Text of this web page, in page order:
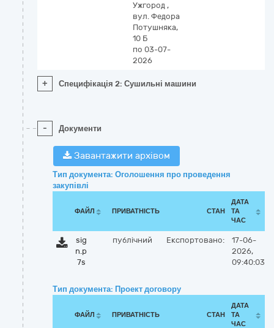
Ужгород ,
вул. Федора
Потушняка,
10 Б
по 03-07-
2026
+ Специфікація 2: Сушильні машини
- Документи
Завантажити архівом
Тип документа: Оголошення про проведення
закупівлі
ФАЙЛ ПРИВАТНІСТЬ СТАН
ДАТА
ТА
ЧАС
sig
n.p
7s
публічний Експортовано:
17-06-
2026,
09:40:03
Тип документа: Проект договору
ФАЙЛ ПРИВАТНІСТЬ СТАН
ДАТА
ТА
ЧАС